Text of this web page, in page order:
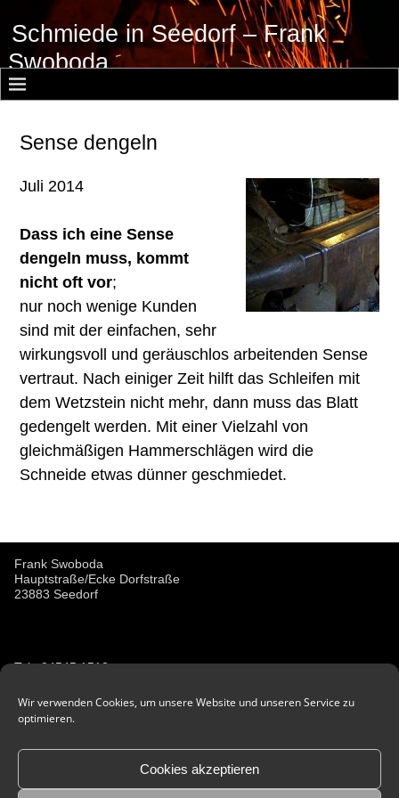
Wir verwenden Cookies, um unsere Website und unseren Service zu
optimieren.
Cookies akzeptieren
Schmiede in Seedorf – Frank
Swoboda
Sense dengeln
Juli 2014
Dass ich eine Sense
dengeln muss, kommt
nicht oft vor;
nur noch wenige Kunden
sind mit der einfachen, sehr
wirkungsvoll und geräuschlos arbeitenden Sense
vertraut. Nach einiger Zeit hilft das Schleifen mit
dem Wetzstein nicht mehr, dann muss das Blatt
gedengelt werden. Mit einer Vielzahl von
gleichmäßigen Hammerschlägen wird die
Schneide etwas dünner geschmiedet.
Frank Swoboda
Hauptstraße/Ecke Dorfstraße
23883 Seedorf
Tel.: 04545 1513
schmiede-in-seedorf@posteo.de